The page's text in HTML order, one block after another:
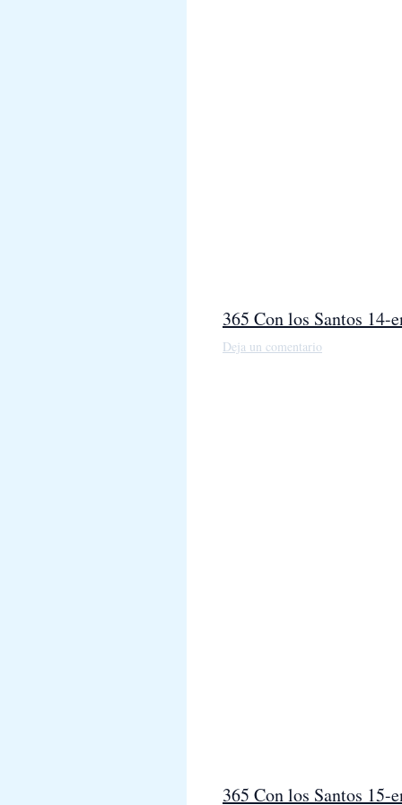
365 Con los Santos 14-
Deja un comentario
365 Con los Santos 15-